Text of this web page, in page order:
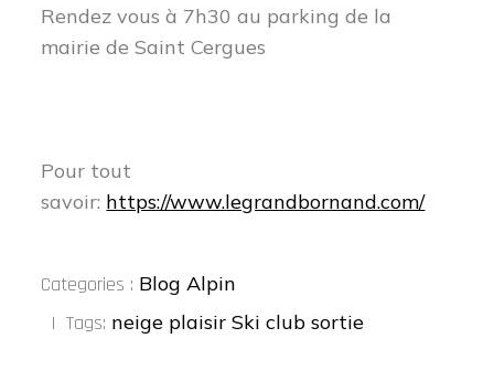
Rendez vous à 7h30 au parking de la
mairie de Saint Cergues
Pour tout
savoir: https://www.legrandbornand.com/
Categories
Categories : Blog Alpin
Tags: neige plaisir Ski club sortie